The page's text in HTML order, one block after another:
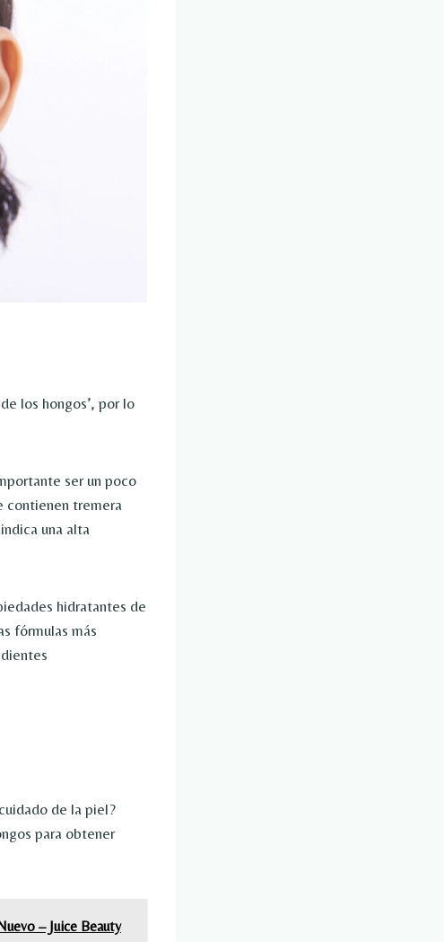
los hongos’, por lo
ser un poco
contienen tremera
una alta
hidratantes de
fórmulas más
de la piel?
para obtener
– Juice Beauty